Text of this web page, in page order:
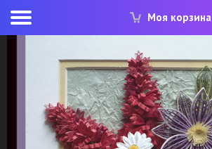
Моя корзина